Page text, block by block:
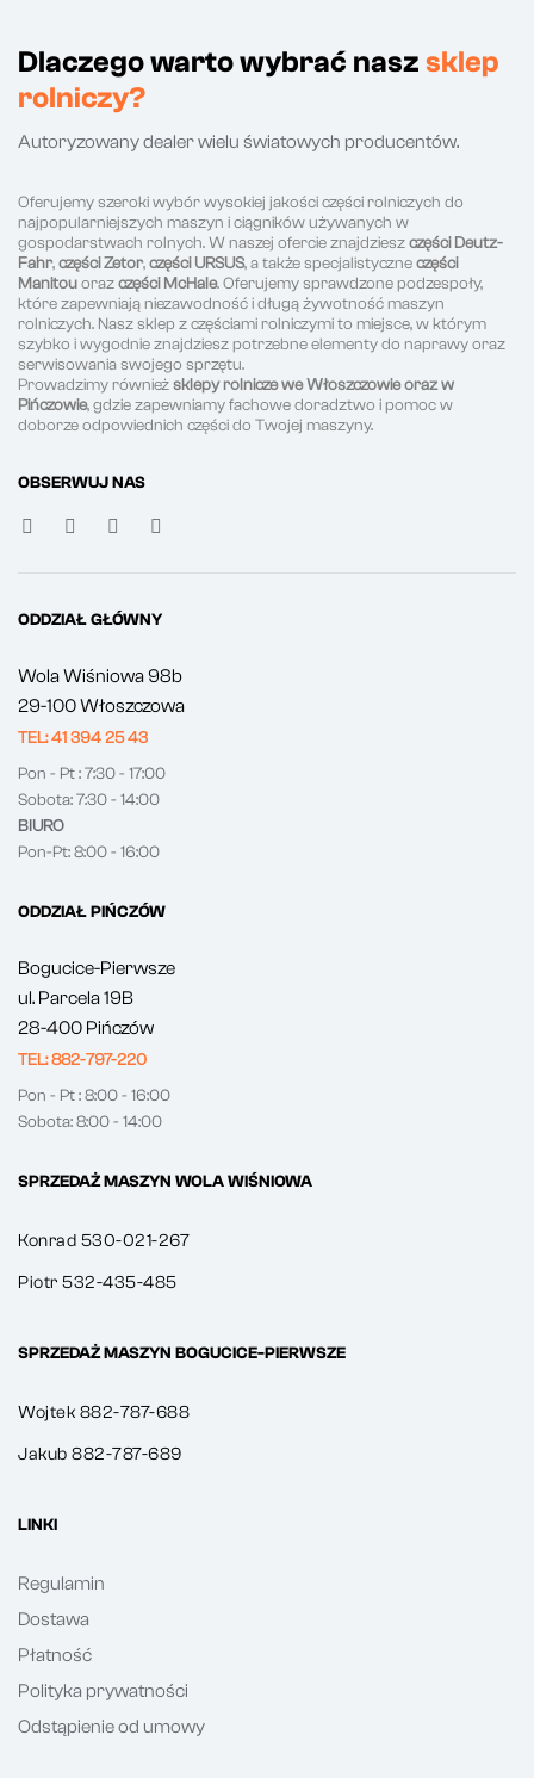
Dlaczego warto wybrać nasz sklep
rolniczy?
Autoryzowany dealer wielu światowych producentów.
Oferujemy szeroki wybór wysokiej jakości części rolniczych do
najpopularniejszych maszyn i ciągników używanych w
gospodarstwach rolnych. W naszej ofercie znajdzieszczęści Deutz-
Fahr,części Zetor,części URSUS, a także specjalistyczneczęści
Manitouorazczęści McHale. Oferujemy sprawdzone podzespoły,
które zapewniają niezawodność i długą żywotność maszyn
rolniczych. Nasz sklep z częściami rolniczymi to miejsce, w którym
szybko i wygodnie znajdziesz potrzebne elementy do naprawy oraz
serwisowania swojego sprzętu.
Prowadzimy równieżsklepy rolnicze we Włoszczowie oraz w
Pińczowie, gdzie zapewniamy fachowe doradztwo i pomoc w
doborze odpowiednich części do Twojej maszyny.
OBSERWUJ NAS
ODDZIAŁ GŁÓWNY
Wola Wiśniowa 98b
29-100 Włoszczowa
TEL: 41 394 25 43
Pon - Pt : 7:30 - 17:00
Sobota: 7:30 - 14:00
BIURO
Pon-Pt: 8:00 - 16:00
ODDZIAŁ PIŃCZÓW
Bogucice-Pierwsze
ul. Parcela 19B
28-400 Pińczów
TEL: 882-797-220
Pon - Pt : 8:00 - 16:00
Sobota: 8:00 - 14:00
SPRZEDAŻ MASZYN WOLA WIŚNIOWA
Konrad 530-021-267
Piotr 532-435-485
SPRZEDAŻ MASZYN BOGUCICE-PIERWSZE
Wojtek 882-787-688
Jakub 882-787-689
LINKI
Regulamin
Dostawa
Płatność
Polityka prywatności
Odstąpienie od umowy